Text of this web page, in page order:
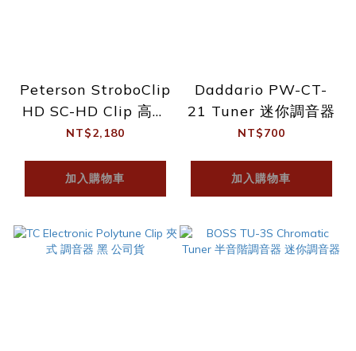
Peterson StroboClip
HD SC-HD Clip 高解
析 頻閃 夾式調音器
NT$2,180
加入購物車
Daddario PW-CT-
21 Tuner 迷你調音器
NT$700
加入購物車